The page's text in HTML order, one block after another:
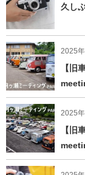
久し
2025
【旧
2025
【旧